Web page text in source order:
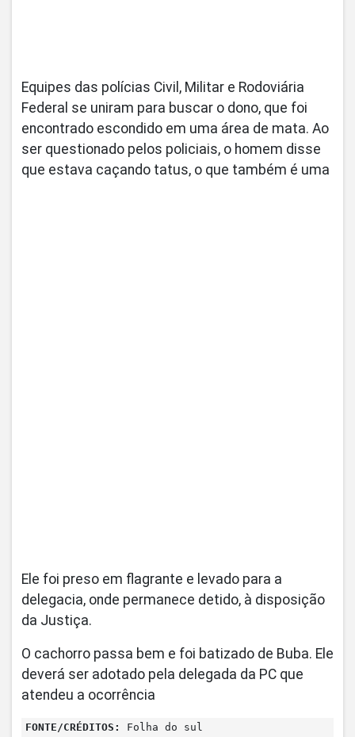
Equipes das polícias Civil, Militar e Rodoviária
Federal se uniram para buscar o dono, que foi
encontrado escondido em uma área de mata. Ao
ser questionado pelos policiais, o homem disse
que estava caçando tatus, o que também é uma
Ele foi preso em flagrante e levado para a
delegacia, onde permanece detido, à disposição
da Justiça.
O cachorro passa bem e foi batizado de Buba. Ele
deverá ser adotado pela delegada da PC que
atendeu a ocorrência
FONTE/CRÉDITOS: Folha do sul